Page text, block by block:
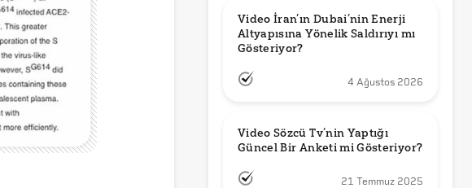
Video İran’ın Dubai’nin Enerji
Altyapısına Yönelik Saldırıyı mı
Gösteriyor?
4 Ağustos 2026
Video Sözcü Tv’nin Yaptığı
Güncel Bir Anketi mi Gösteriyor?
21 Temmuz 2025